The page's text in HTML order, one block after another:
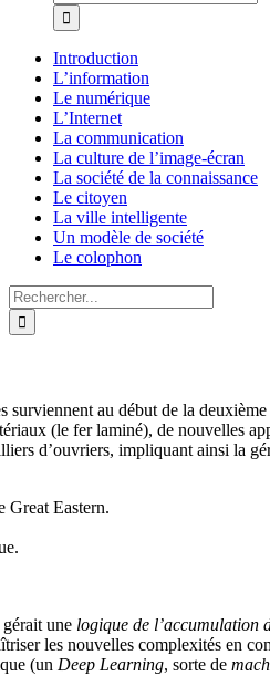
Introduction
L’information
Le numérique
L’Internet
La communication
La culture de l’image-écran
La société de la connaissance
Le citoyen
La ville intelligente
Un modèle de société
Le colophon
Rechercher:
surviennent au début de la
(le fer laminé), de nouvelles
d’ouvriers, impliquant ainsi la
Great Eastern.
une logique de l’accumulation
les nouvelles complexités en
(un Deep Learning, sorte de